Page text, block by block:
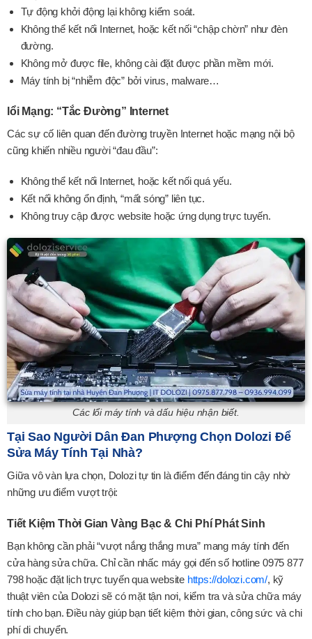
Tự động khởi động lại không kiểm soát.
Không thể kết nối Internet, hoặc kết nối “chập chờn” như đèn
đường.
Không mở được file, không cài đặt được phần mềm mới.
Máy tính bị “nhiễm độc” bởi virus, malware…
lổi Mạng: “Tắc Đường” Internet
Các sự cố liên quan đến đường truyền Internet hoặc mạng nội bộ
cũng khiến nhiều người “đau đầu”:
Không thể kết nối Internet, hoặc kết nối quá yếu.
Kết nối không ổn định, “mất sóng” liên tục.
Không truy cập được website hoặc ứng dụng trực tuyến.
Các lổi máy tính và dấu hiệu nhận biết.
Tại Sao Người Dân Đan Phượng Chọn Dolozi Để
Sửa Máy Tính Tại Nhà?
Giữa vô vàn lựa chọn, Dolozi tự tin là điểm đến đáng tin cậy nhờ
những ưu điểm vượt trội:
Tiết Kiệm Thời Gian Vàng Bạc & Chi Phí Phát Sinh
Bạn không cần phải “vượt nắng thắng mưa” mang máy tính đến
cửa hàng sửa chữa. Chỉ cần nhấc máy gọi đến số hotline 0975 877
798 hoặc đặt lịch trực tuyến qua website https://dolozi.com/, kỹ
thuật viên của Dolozi sẽ có mặt tận nơi, kiểm tra và sửa chữa máy
tính cho bạn. Điều này giúp bạn tiết kiệm thời gian, công sức và chi
phí di chuyển.